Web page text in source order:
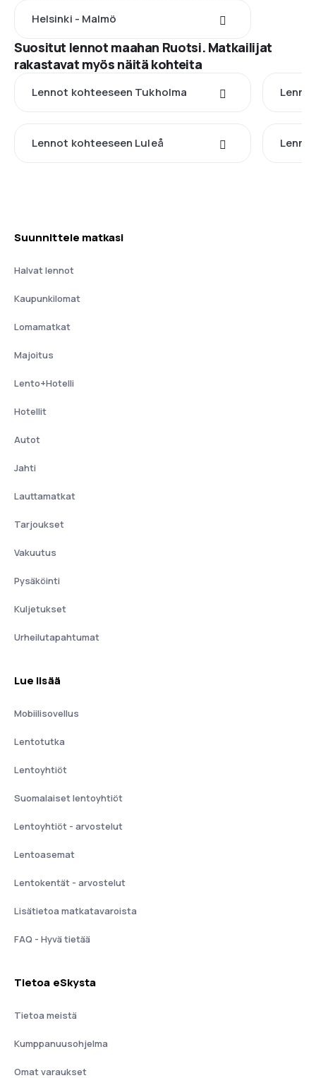
Helsinki - Malmö
Suositut lennot maahan Ruotsi. Matkailijat
rakastavat myös näitä kohteita
Lennot kohteeseen Tukholma
Lennot kohteeseen Luleå
Suunnittele matkasi
Halvat lennot
Kaupunkilomat
Lomamatkat
Majoitus
Lento+Hotelli
Hotellit
Autot
Jahti
Lauttamatkat
Tarjoukset
Vakuutus
Pysäköinti
Kuljetukset
Urheilutapahtumat
Lue lisää
Mobiilisovellus
Lentotutka
Lentoyhtiöt
Suomalaiset lentoyhtiöt
Lentoyhtiöt - arvostelut
Lentoasemat
Lentokentät - arvostelut
Lisätietoa matkatavaroista
FAQ - Hyvä tietää
Tietoa eSkysta
Tietoa meistä
Kumppanuusohjelma
Omat varaukset